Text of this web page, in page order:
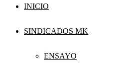
INICIO
SINDICADOS MK
ENSAYO